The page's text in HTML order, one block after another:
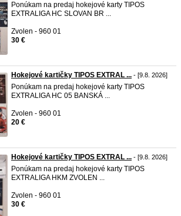
Ponúkam na predaj hokejové karty TIPOS
EXTRALIGA HC SLOVAN BR ...
Zvolen - 960 01
30 €
Hokejové kartičky TIPOS EXTRAL ... - [9.8. 2026]
Ponúkam na predaj hokejové karty TIPOS
EXTRALIGA HC 05 BANSKÁ ...
Zvolen - 960 01
20 €
Hokejové kartičky TIPOS EXTRAL ... - [9.8. 2026]
Ponúkam na predaj hokejové karty TIPOS
EXTRALIGA HKM ZVOLEN ...
Zvolen - 960 01
30 €